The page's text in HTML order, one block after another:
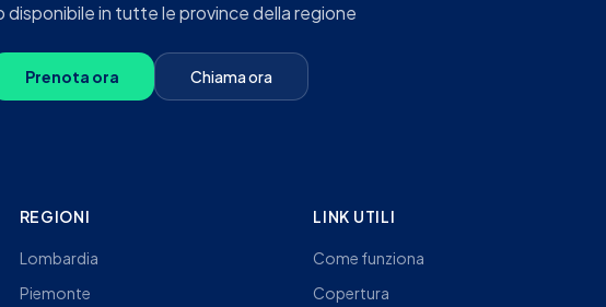
disponibile in tutte le province della regione
Prenota ora Chiama ora
REGIONI
Lombardia
Piemonte
LINK UTILI
Come funziona
Copertura